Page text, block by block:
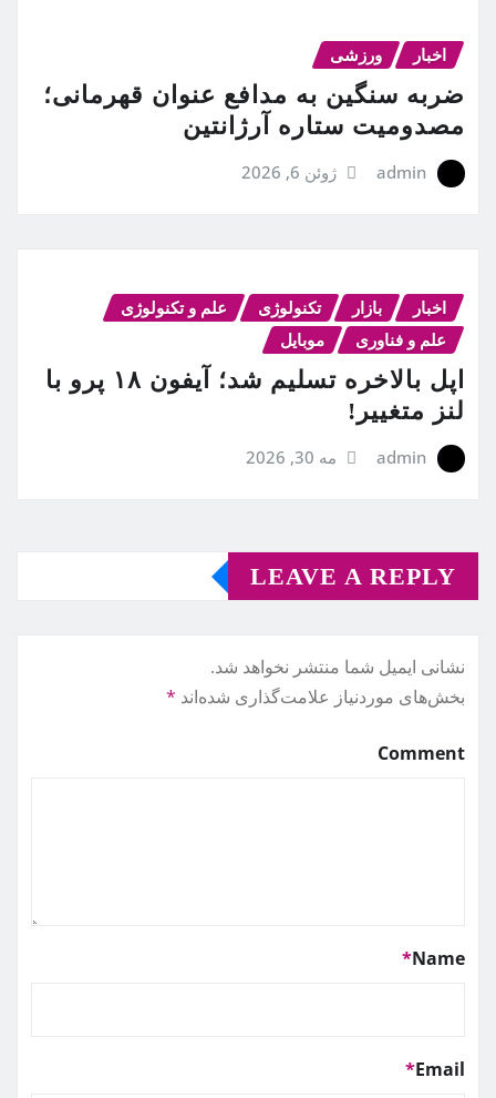
اخبار ورزشی
ضربه سنگین به مدافع عنوان قهرمانی؛
مصدومیت ستاره آرژانتین
admin ژوئن 6, 2026
اخبار بازار تکنولوژی
علم و تکنولوژی
علم و فناوری
موبایل
اپل بالاخره تسلیم شد؛ آیفون ۱۸ پرو با
لنز متغییر!
admin مه 30, 2026
LEAVE A REPLY
نشانی ایمیل شما منتشر نخواهد شد.
بخش‌های موردنیاز علامت‌گذاری شده‌اند *
Comment
Name
*
Email
*